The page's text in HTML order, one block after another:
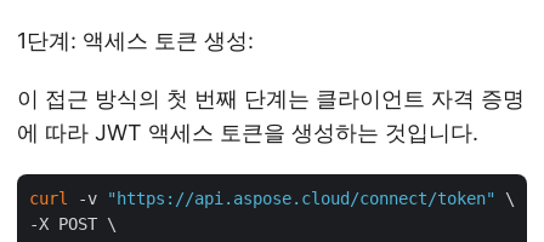
1단계: 액세스 토큰 생성:
이 접근 방식의 첫 번째 단계는 클라이언트 자격 증명
에 따라 JWT 액세스 토큰을 생성하는 것입니다.
curl -v "https://api.aspose.cloud/connect/token"
\
-X POST \